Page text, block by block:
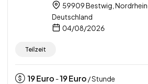
59909 Bestwig,
Deutschland
04/08/2026
Teilzeit
19Euro -19Euro / Stunde